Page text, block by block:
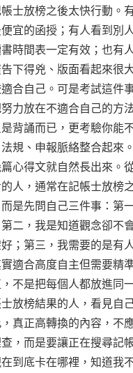
士放榜之後太快行動。
宜的函授；有人看到別
時間表一定有效；也有
下得兇、版面看起來很
合自己。可是考試這件
力放在不適合自己的方
背誦而已，更考驗你能
規、申報脈絡整合起來
心得文就自然長出來。
人，通常在記帳士放榜
而是先問自己三件事：第
二，我是知道觀念卻不
；第三，我需要的是有
適合高度自主但需要精
不是把每個人都放進同
放榜結果的人，看見自
真正高轉換的內容，不
，而是要讓正在搜尋記
到底卡在哪裡，知道我